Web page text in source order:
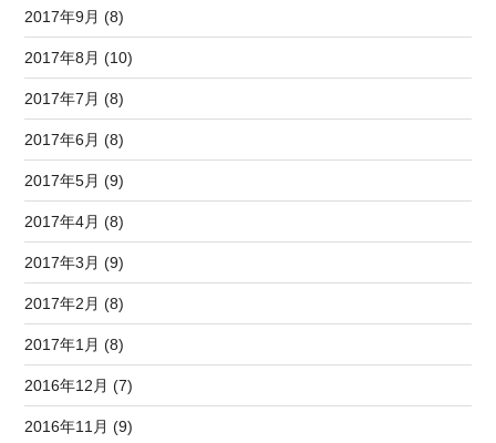
2017年9月 (8)
2017年8月 (10)
2017年7月 (8)
2017年6月 (8)
2017年5月 (9)
2017年4月 (8)
2017年3月 (9)
2017年2月 (8)
2017年1月 (8)
2016年12月 (7)
2016年11月 (9)